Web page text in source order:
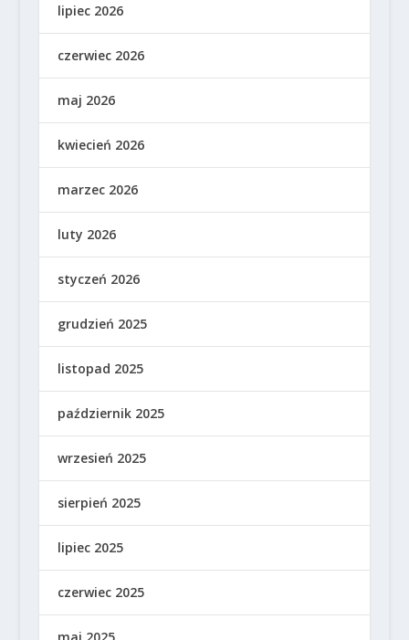
lipiec 2026
czerwiec 2026
maj 2026
kwiecień 2026
marzec 2026
luty 2026
styczeń 2026
grudzień 2025
listopad 2025
październik 2025
wrzesień 2025
sierpień 2025
lipiec 2025
czerwiec 2025